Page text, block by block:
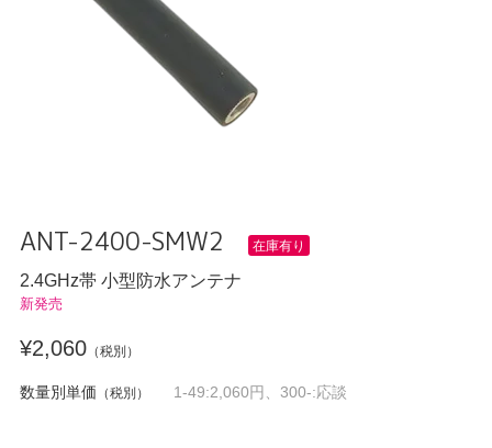
ANT-2400-SMW2 在庫有り
2.4GHz帯 小型防水アンテナ
新発売
¥2,060（税別）
数量別単価 （税別） 1-49:2,060円、300-:応談